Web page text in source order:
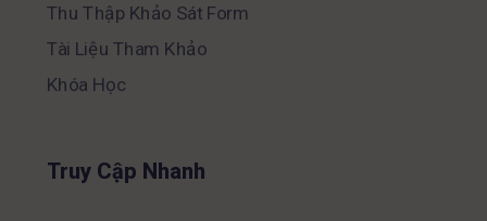
Thu Thập Khảo Sát Form
Tài Liệu Tham Khảo
Khóa Học
Truy Cập Nhanh